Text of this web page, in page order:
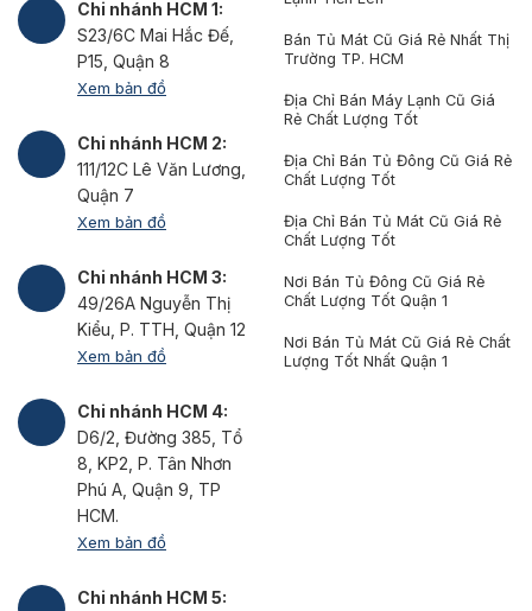
Chi nhánh HCM 1:
S23/6C Mai Hắc Đế,
P15, Quận 8
Xem bản đồ
Chi nhánh HCM 2:
111/12C Lê Văn Lương,
Quận 7
Xem bản đồ
Chi nhánh HCM 3:
49/26A Nguyễn Thị
Kiểu, P. TTH, Quận 12
Xem bản đồ
Chi nhánh HCM 4:
D6/2, Đường 385, Tổ
8, KP2, P. Tân Nhơn
Phú A, Quận 9, TP
HCM.
Xem bản đồ
Chi nhánh HCM 5:
Bán Tủ Mát Cũ Giá Rẻ Nhất Thị
Trường TP. HCM
Địa Chỉ Bán Máy Lạnh Cũ Giá
Rẻ Chất Lượng Tốt
Địa Chỉ Bán Tủ Đông Cũ Giá Rẻ
Chất Lượng Tốt
Địa Chỉ Bán Tủ Mát Cũ Giá Rẻ
Chất Lượng Tốt
Nơi Bán Tủ Đông Cũ Giá Rẻ
Chất Lượng Tốt Quận 1
Nơi Bán Tủ Mát Cũ Giá Rẻ Chất
Lượng Tốt Nhất Quận 1